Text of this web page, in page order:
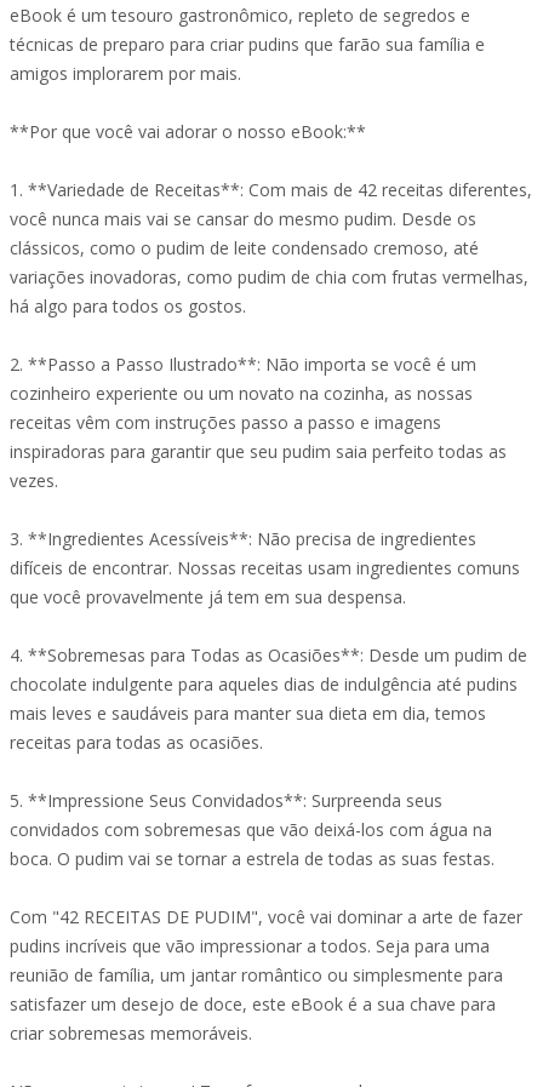
eBook é um tesouro gastronômico, repleto de segredos e
técnicas de preparo para criar pudins que farão sua família e
amigos implorarem por mais.
**Por que você vai adorar o nosso eBook:**
1. **Variedade de Receitas**: Com mais de 42 receitas diferentes,
você nunca mais vai se cansar do mesmo pudim. Desde os
clássicos, como o pudim de leite condensado cremoso, até
variações inovadoras, como pudim de chia com frutas vermelhas,
há algo para todos os gostos.
2. **Passo a Passo Ilustrado**: Não importa se você é um
cozinheiro experiente ou um novato na cozinha, as nossas
receitas vêm com instruções passo a passo e imagens
inspiradoras para garantir que seu pudim saia perfeito todas as
vezes.
3. **Ingredientes Acessíveis**: Não precisa de ingredientes
difíceis de encontrar. Nossas receitas usam ingredientes comuns
que você provavelmente já tem em sua despensa.
4. **Sobremesas para Todas as Ocasiões**: Desde um pudim de
chocolate indulgente para aqueles dias de indulgência até pudins
mais leves e saudáveis para manter sua dieta em dia, temos
receitas para todas as ocasiões.
5. **Impressione Seus Convidados**: Surpreenda seus
convidados com sobremesas que vão deixá-los com água na
boca. O pudim vai se tornar a estrela de todas as suas festas.
Com "42 RECEITAS DE PUDIM", você vai dominar a arte de fazer
pudins incríveis que vão impressionar a todos. Seja para uma
reunião de família, um jantar romântico ou simplesmente para
satisfazer um desejo de doce, este eBook é a sua chave para
criar sobremesas memoráveis.